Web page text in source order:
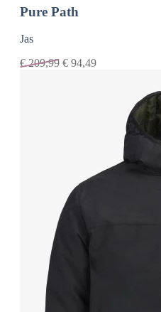
Pure Path
Jas
€209,99 € 94,49